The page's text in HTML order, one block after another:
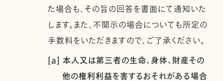
た場合も、その旨の回答を書面にて通知いた
します。また、不開示の場合についても所定の
手数料をいただきますので、ご了承ください。
[a] 本人又は第三者の生命、身体、財産その
他の権利利益を害するおそれがある場合